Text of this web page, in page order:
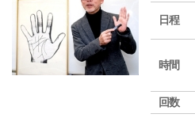
日程
時間
回数